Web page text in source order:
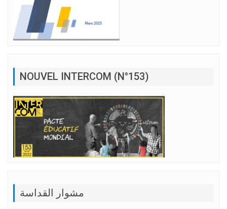
NOUVEL INTERCOM (N°153)
مشوار القداسة